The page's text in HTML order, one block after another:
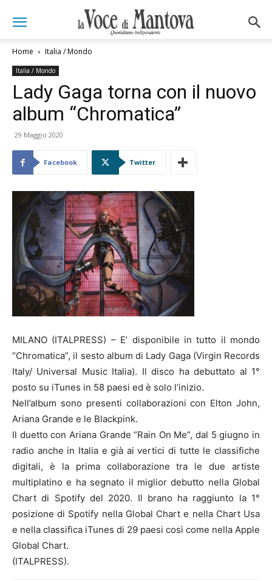
Home Italia / Mondo
Italia / Mondo
Lady Gaga torna con il nuovo
album “Chromatica”
29 Maggio 2020
Facebook Twitter
MILANO (ITALPRESS) – E’ disponibile in tutto il mondo
“Chromatica”, il sesto album di Lady Gaga (Virgin Records
Italy/ Universal Music Italia). Il disco ha debuttato al 1°
posto su iTunes in 58 paesi ed è solo l’inizio.
Nell’album sono presenti collaborazioni con Elton John,
Ariana Grande e le Blackpink.
Il duetto con Ariana Grande “Rain On Me”, dal 5 giugno in
radio anche in Italia e già ai vertici di tutte le classifiche
digitali, è la prima collaborazione tra le due artiste
multiplatino e ha segnato il miglior debutto nella Global
Chart di Spotify del 2020. Il brano ha raggiunto la 1°
posizione di Spotify nella Global Chart e nella Chart Usa
e nella classifica iTunes di 29 paesi così come nella Apple
Global Chart.
(ITALPRESS).